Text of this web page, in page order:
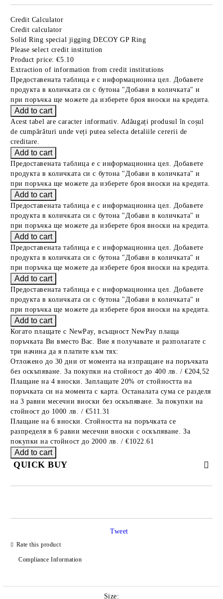
Credit Calculator
Credit calculator
Solid Ring special jigging DECOY GP Ring
Please select credit institution
Product price: €5.10
Extraction of information from credit institutions
Предоставената таблица е с информационна цел. Добавете
продукта в количката си с бутона "Добави в количката" и
при поръчка ще можете да изберете броя вноски на кредита.
Acest tabel are caracter informativ. Adăugați produsul în coșul
de cumpărături unde veți putea selecta detaliile cererii de
creditare.
Предоставената таблица е с информационна цел. Добавете
продукта в количката си с бутона "Добави в количката" и
при поръчка ще можете да изберете броя вноски на кредита.
Предоставената таблица е с информационна цел. Добавете
продукта в количката си с бутона "Добави в количката" и
при поръчка ще можете да изберете броя вноски на кредита.
Предоставената таблица е с информационна цел. Добавете
продукта в количката си с бутона "Добави в количката" и
при поръчка ще можете да изберете броя вноски на кредита.
Предоставената таблица е с информационна цел. Добавете
продукта в количката си с бутона "Добави в количката" и
при поръчка ще можете да изберете броя вноски на кредита.
Когато плащате с NewPay, всъщност NewPay плаща
поръчката Ви вместо Вас. Вие я получавате и разполагате с
три начина да я платите към тях:
Отложено до 30 дни от момента на изпращане на поръчката
без оскъпяване. За покупки на стойност до 400 лв. / €204,52
Плащане на 4 вноски. Заплащате 20% от стойността на
поръчката си на момента с карта. Останалата сума се разделя
на 3 равни месечни вноски без оскъпяване. За покупки на
стойност до 1000 лв. / €511.31
Плащане на 6 вноски. Стойността на поръчката се
разпределя в 6 равни месечни вноски с оскъпяване. За
покупки на стойност до 2000 лв. / €1022.61
QUICK BUY
We will contact you to finalize the order
Rate this product
Compliance Information
Tweet
Size: